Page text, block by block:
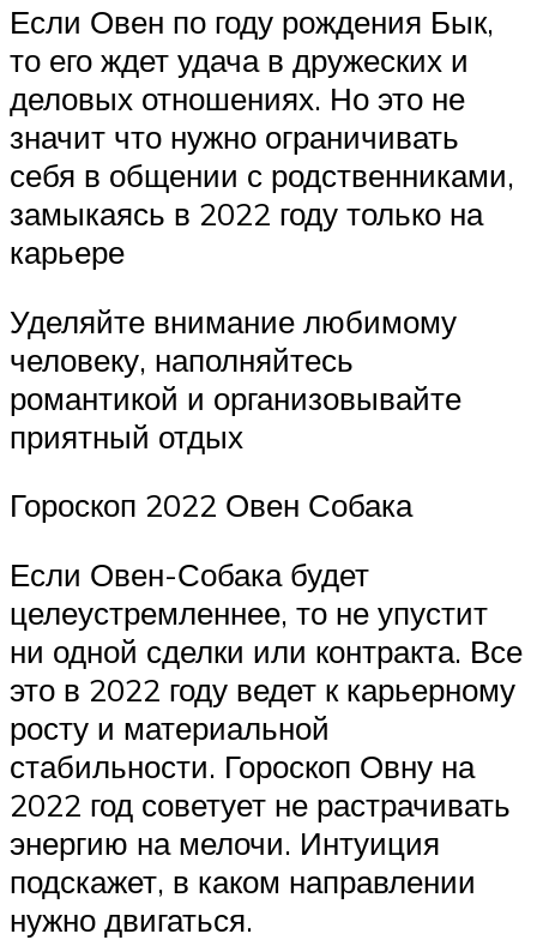
Если Овен по году рождения Бык,
то его ждет удача в дружеских и
деловых отношениях. Но это не
значит что нужно ограничивать
себя в общении с родственниками,
замыкаясь в 2022 году только на
карьере
Уделяйте внимание любимому
человеку, наполняйтесь
романтикой и организовывайте
приятный отдых
Гороскоп 2022 Овен Собака
Если Овен-Собака будет
целеустремленнее, то не упустит
ни одной сделки или контракта. Все
это в 2022 году ведет к карьерному
росту и материальной
стабильности. Гороскоп Овну на
2022 год советует не растрачивать
энергию на мелочи. Интуиция
подскажет, в каком направлении
нужно двигаться.